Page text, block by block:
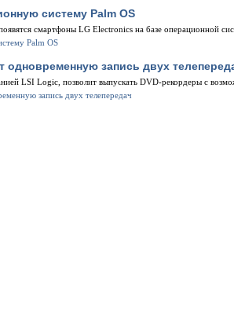
систему Palm OS
смартфоны LG Electronics на базе операционной
одновременную запись двух
LSI Logic, позволит выпускать DVD-рекордеры с